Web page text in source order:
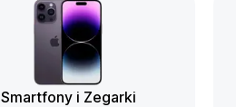
Smartfony i Zegarki